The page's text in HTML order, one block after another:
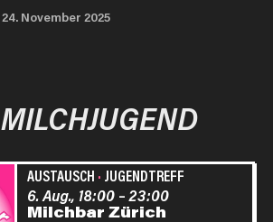
24. November 2025
MILCHJUGEND
AUSTAUSCH · JUGENDTREFF
Milchbar Zürich
6. Aug., 18:00–23:00